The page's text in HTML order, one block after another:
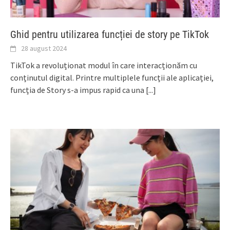
Ghid pentru utilizarea funcției de story pe TikTok
28 august 2024
TikTok a revoluționat modul în care interacționăm cu
conținutul digital. Printre multiplele funcții ale aplicației,
funcția de Story s-a impus rapid ca una [...]